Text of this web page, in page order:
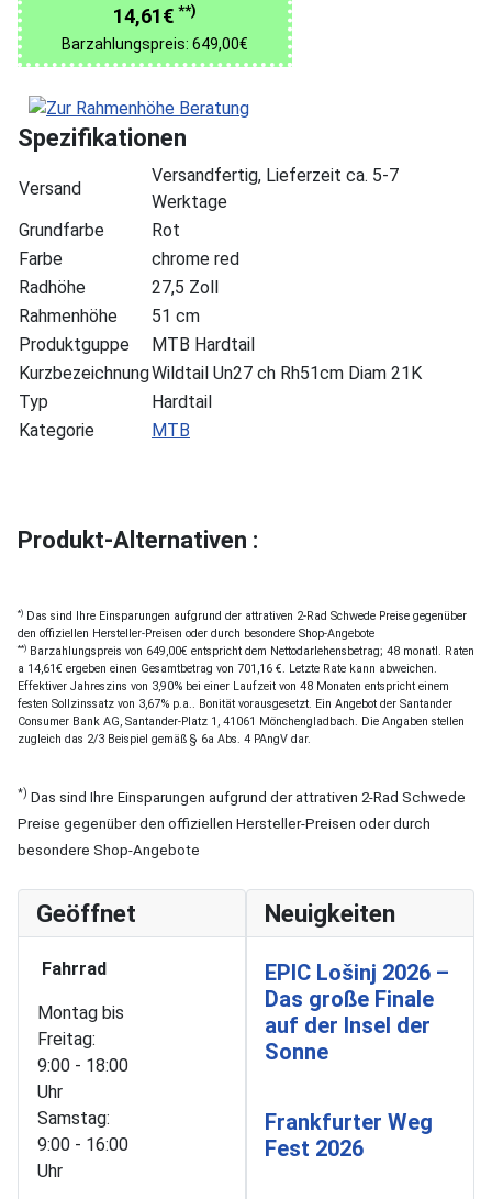
14,61€ **)
Barzahlungspreis: 649,00€
Spezifikationen
Versand
Versandfertig, Lieferzeit ca. 5-7
Werktage
Grundfarbe
Rot
Farbe
chrome red
Radhöhe
27,5 Zoll
Rahmenhöhe
51 cm
Produktguppe
MTB Hardtail
KurzbezeichnungWildtail Un27 ch Rh51cm Diam 21K
Typ
Hardtail
Kategorie
MTB
Produkt-Alternativen :
*) Das sind Ihre Einsparungen aufgrund der attrativen 2-Rad Schwede Preise gegenüber
den offiziellen Hersteller-Preisen oder durch besondere Shop-Angebote
**) Barzahlungspreis von 649,00€ entspricht dem Nettodarlehensbetrag; 48 monatl. Raten
a 14,61€ ergeben einen Gesamtbetrag von 701,16 €. Letzte Rate kann abweichen.
Effektiver Jahreszins von 3,90% bei einer Laufzeit von 48 Monaten entspricht einem
festen Sollzinssatz von 3,67% p.a.. Bonität vorausgesetzt. Ein Angebot der Santander
Consumer Bank AG, Santander-Platz 1, 41061 Mönchengladbach. Die Angaben stellen
zugleich das 2/3 Beispiel gemäß § 6a Abs. 4 PAngV dar.
*) Das sind Ihre Einsparungen aufgrund der attrativen 2-Rad Schwede
Preise gegenüber den offiziellen Hersteller-Preisen oder durch
besondere Shop-Angebote
Geöffnet
Fahrrad
Montag bis
Freitag:
9:00 - 18:00
Uhr
Samstag:
9:00 - 16:00
Uhr
Neuigkeiten
EPIC Lošinj 2026 –
Das große Finale
auf der Insel der
Sonne
Frankfurter Weg
Fest 2026